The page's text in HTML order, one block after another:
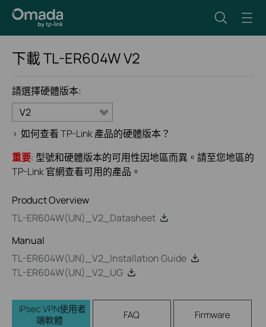
下載TL-ER604WV2
請選擇硬體版本:
V2
> 如何查看 TP-Link 產品的硬體版本？
重要: 型號和硬體版本的可用性因地區而異。請至您地區的
TP-Link 官網查看可用的產品。
Product Overview
TL-ER604W(UN)_V2_Datasheet
Manual
TL-ER604W(UN)_V2_Installation Guide
TL-ER604W(UN)_V2_UG
IPsec VPN使用者
端軟體
FAQ Firmware